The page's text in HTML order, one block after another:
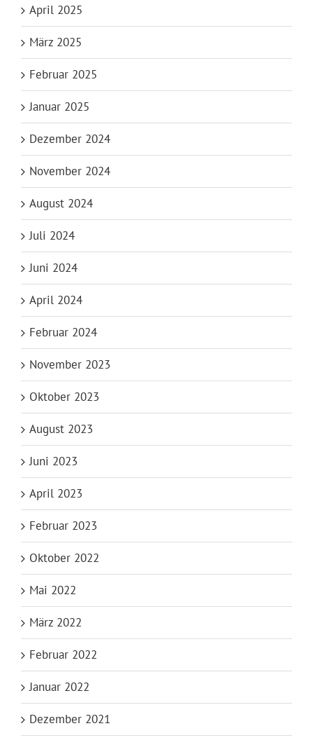
April 2025
März 2025
Februar 2025
Januar 2025
Dezember 2024
November 2024
August 2024
Juli 2024
Juni 2024
April 2024
Februar 2024
November 2023
Oktober 2023
August 2023
Juni 2023
April 2023
Februar 2023
Oktober 2022
Mai 2022
März 2022
Februar 2022
Januar 2022
Dezember 2021